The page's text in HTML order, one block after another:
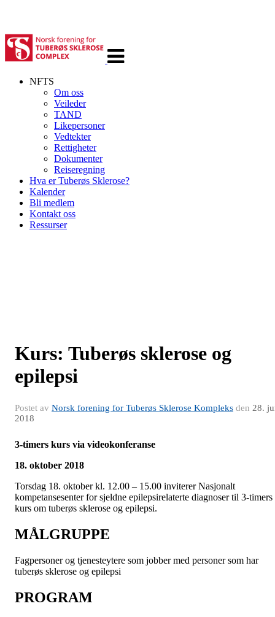
navigasjon
NFTS
Om oss
Veileder
TAND
Likepersoner
Vedtekter
Rettigheter
Dokumenter
Reiseregning
Hva er Tuberøs Sklerose?
Kalender
Bli medlem
Kontakt oss
Ressurser
Kurs: Tuberøs sklerose og
epilepsi
Postet av Norsk forening for Tuberøs Sklerose Kompleks den 28.
2018
3-timers kurs via videokonferanse
18. oktober 2018
Torsdag 18. oktober kl. 12.00 – 15.00 inviterer Nasjonalt
kompetansesenter for sjeldne epilepsirelaterte diagnoser til 3-timers
kurs om tuberøs sklerose og epilepsi.
MÅLGRUPPE
Fagpersoner og tjenesteytere som jobber med personer som har
tuberøs sklerose og epilepsi
PROGRAM